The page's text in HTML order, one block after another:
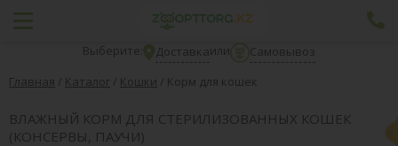
Выберите: Доставкаили
Самовывоз
Главная / Каталог / Кошки / Корм для кошек
ВЛАЖНЫЙ КОРМ ДЛЯ СТЕРИЛИЗОВАННЫХ КОШЕК
(КОНСЕРВЫ, ПАУЧИ)